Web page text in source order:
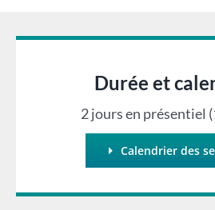
Durée et
2 jours en présentiel
Calendrier des